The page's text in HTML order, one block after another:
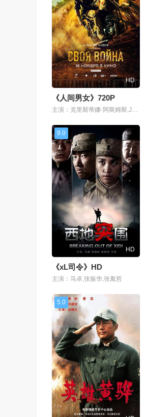
HD
《人间男女》720P
主演：克里斯蒂娜·阿斯姆斯,Jalil Asretov,谢尔盖·博里索夫,阿雷克西·查多夫,Ilya Dombrovskiy,Andrey Fomin,Ola Keyru,Wilfred Keyru,维塔利·基什琴科,尼基塔·科洛格利维,Sta
9.0
HD
《xL司令》HD
主演：马卓,张振华,张胤哲
5.0